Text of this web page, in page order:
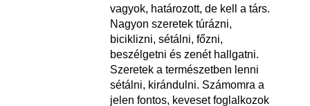
vagyok, határozott, de kell a társ.
Nagyon szeretek túrázni,
biciklizni, sétálni, főzni,
beszélgetni és zenét hallgatni.
Szeretek a természetben lenni
sétálni, kirándulni. Számomra a
jelen fontos, keveset foglalkozok